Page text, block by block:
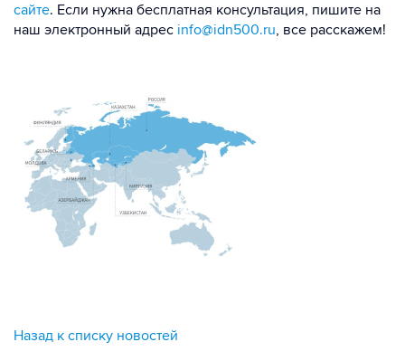
сайте. Если нужна бесплатная консультация, пишите на
наш электронный адрес info@idn500.ru, все расскажем!
Назад к списку новостей